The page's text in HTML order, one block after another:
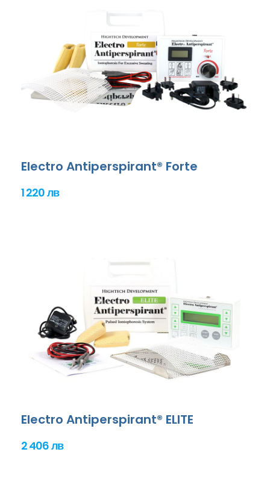
Electro Antiperspirant® Forte
1 220 лв
Electro Antiperspirant® ELITE
2 406 лв